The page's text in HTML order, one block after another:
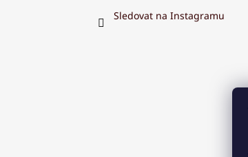
Sledovat na Instagramu